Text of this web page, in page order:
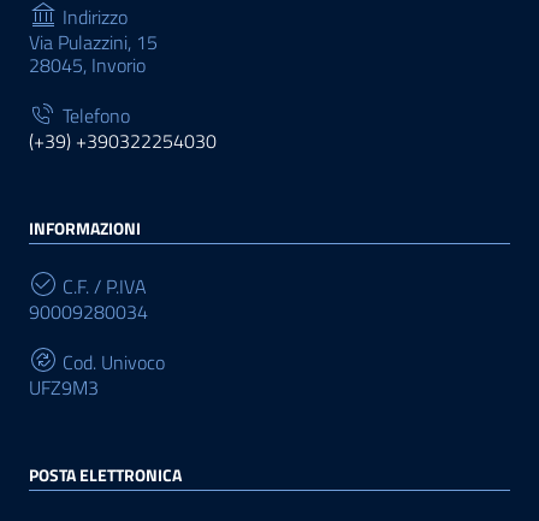
Indirizzo
Via Pulazzini, 15
28045, Invorio
Telefono
(+39) +390322254030
INFORMAZIONI
C.F. / P.IVA
90009280034
Cod. Univoco
UFZ9M3
POSTA ELETTRONICA